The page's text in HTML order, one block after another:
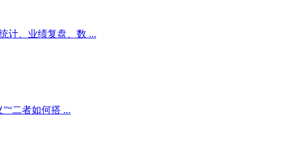
计、业绩复盘、数 ...
二者如何搭 ...